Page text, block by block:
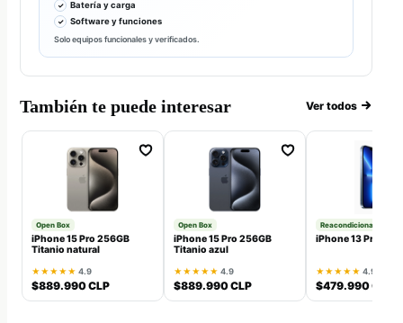
Batería y carga
Software y funciones
Solo equipos funcionales y verificados.
También te puede interesar Ver todos
Open Box
iPhone 15 Pro 256GB
Titanio natural
★★★★★ 4.9
$889.990 CLP
Open Box
iPhone 15 Pro 256GB
Titanio azul
★★★★★ 4.9
$889.990 CLP
Reacondicionado
iPhone 13 Pro
★★★★★ 4.9
$479.990 CLP